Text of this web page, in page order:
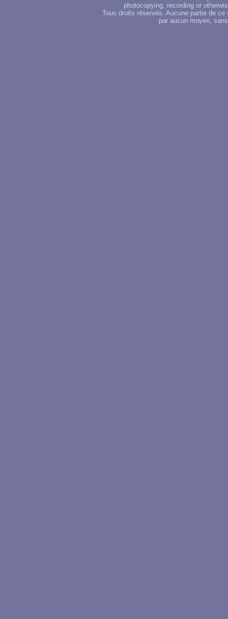
photocopying, recording or
Tous droits réservés. Aucune partie de
par aucun moyen,